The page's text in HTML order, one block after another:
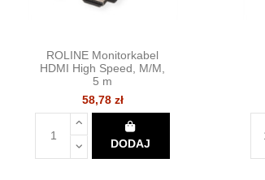
ROLINE Monitorkabel
HDMI High Speed, M/M,
5 m
58,78 zł
DODAJ